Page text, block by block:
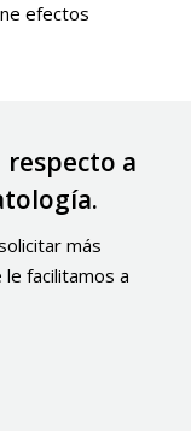
efectos
a
más
facilitamos a